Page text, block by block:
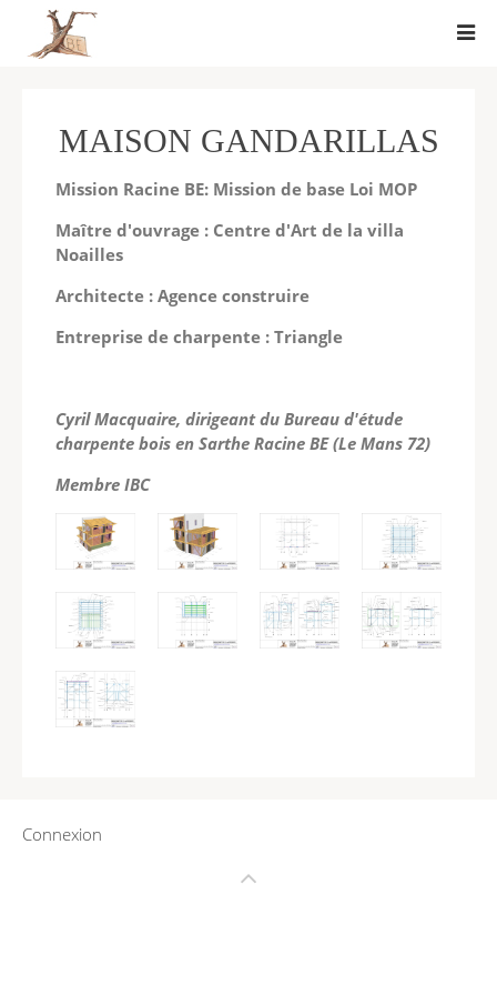
MAISON GANDARILLAS
Mission Racine BE: Mission de base Loi MOP
Maître d'ouvrage : Centre d'Art de la villa
Noailles
Architecte : Agence construire
Entreprise de charpente : Triangle
Cyril Macquaire, dirigeant du Bureau d'étude
charpente bois en Sarthe Racine BE (Le Mans 72)
Membre IBC
Connexion